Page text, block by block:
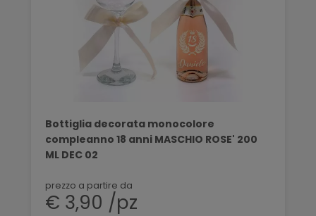
Bottiglia decorata monocolore
compleanno 18 anni MASCHIO ROSE' 200
ML DEC 02
prezzo a partire da
€ 3,90 /pz